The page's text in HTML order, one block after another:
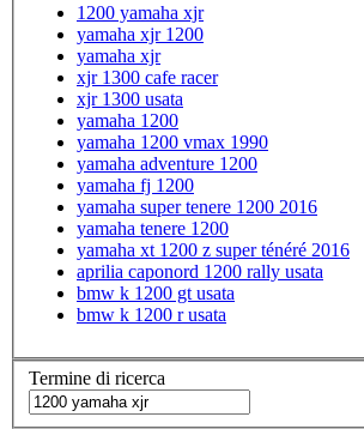
1200 yamaha xjr
yamaha xjr 1200
yamaha xjr
xjr 1300 cafe racer
xjr 1300 usata
yamaha 1200
yamaha 1200 vmax 1990
yamaha adventure 1200
yamaha fj 1200
yamaha super tenere 1200 2016
yamaha tenere 1200
yamaha xt 1200 z super ténéré 2016
aprilia caponord 1200 rally usata
bmw k 1200 gt usata
bmw k 1200 r usata
Termine di ricerca